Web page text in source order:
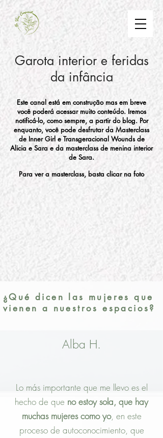
Garota interior e feridas
da infância
Este canal está em construção mas em breve
você poderá acessar muito conteúdo. Iremos
notificá-lo, como sempre, a partir do blog. Por
enquanto, você pode desfrutar da Masterclass
de Inner Girl e Transgeracional Wounds de
Alicia e Sara e da masterclass de menina interior
de Sara.
Para ver a masterclass, basta clicar na foto
Alba H.
Lo más importante que me llevo es el
hecho de que no estoy sola, que hay
muchas mujeres como yo, en este
proceso de autoconocimiento, que
¿Qué dicen las mujeres que
vienen a nuestros espacios?